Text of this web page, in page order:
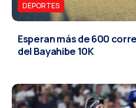
DEPORTES
Esperan más de 600
del Bayahibe 10K